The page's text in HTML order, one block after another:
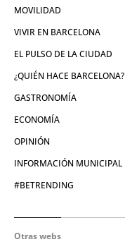
MOVILIDAD
VIVIR EN BARCELONA
EL PULSO DE LA CIUDAD
¿QUIÉN HACE BARCELONA?
GASTRONOMÍA
ECONOMÍA
OPINIÓN
INFORMACIÓN MUNICIPAL
#BETRENDING
Otras webs